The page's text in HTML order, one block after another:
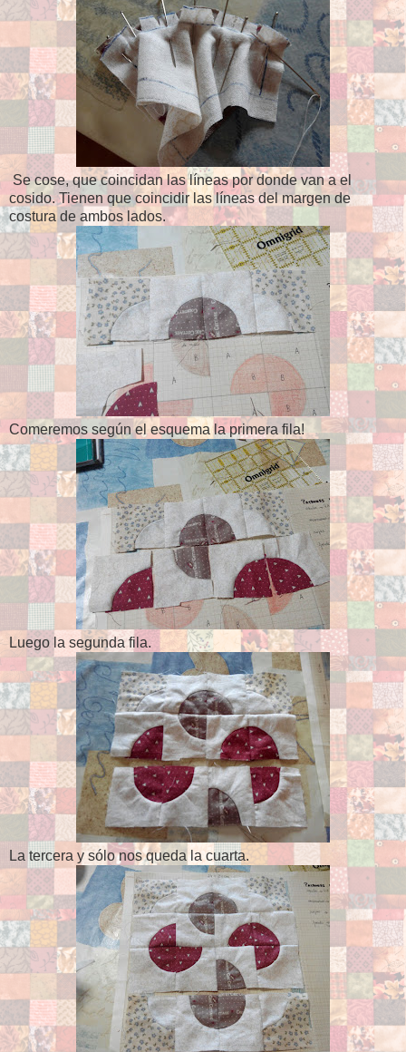
Se cose, que coincidan las líneas por donde van a el
cosido. Tienen que coincidir las líneas del margen de
costura de ambos lados.
Comeremos según el esquema la primera fila!
Luego la segunda fila.
La tercera y sólo nos queda la cuarta.